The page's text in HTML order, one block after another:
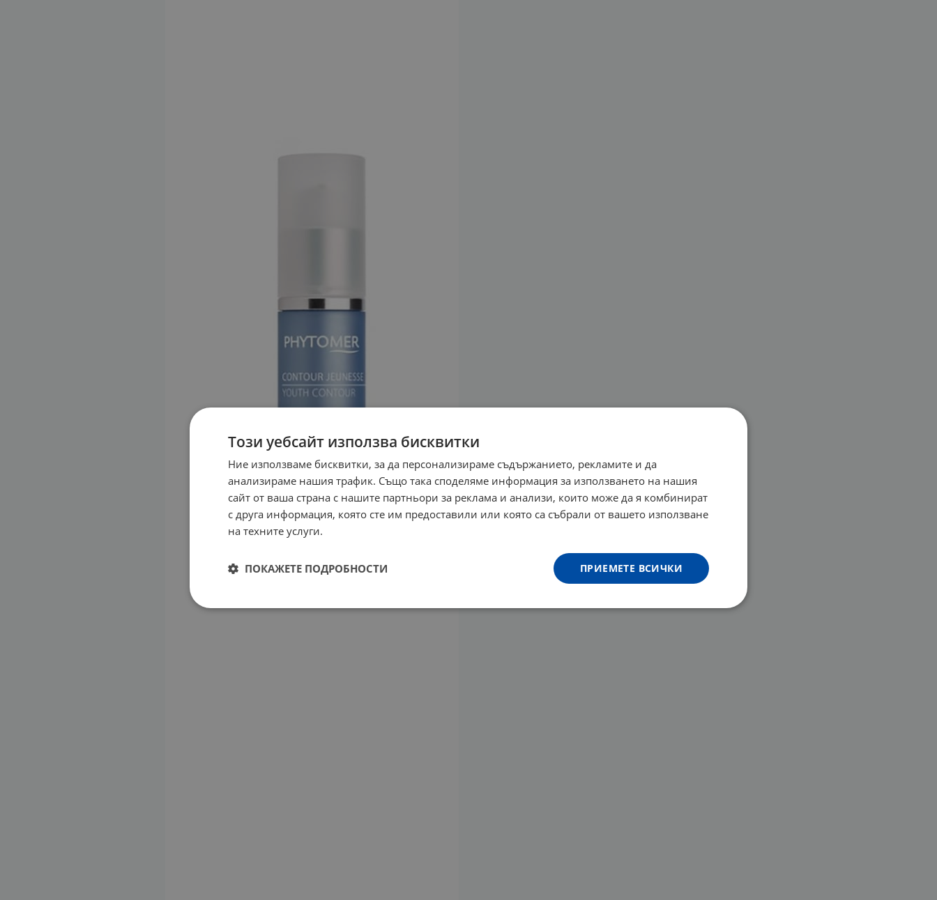
Този уебсайт използва бисквитки
Ние използваме бисквитки, за да персонализираме съдържанието, рекламите и да
анализираме нашия трафик. Също така споделяме информация за използването на нашия
сайт от ваша страна с нашите партньори за реклама и анализи, които може да я комбинират
с друга информация, която сте им предоставили или която са събрали от вашето използване
на техните услуги.
ПРИЕМЕТЕ ВСИЧКИ
ПОКАЖЕТЕ ПОДРОБНОСТИ